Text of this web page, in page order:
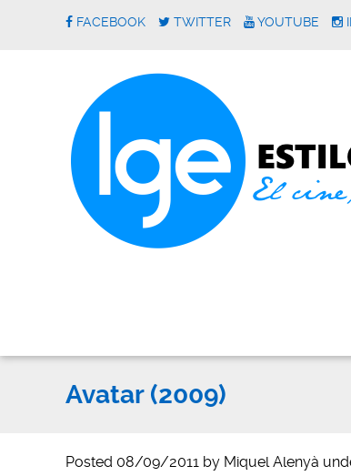
FACEBOOK TWITTER YOUTUBE
Avatar (2009)
Posted 08/09/2011 by Miquel Alenyà